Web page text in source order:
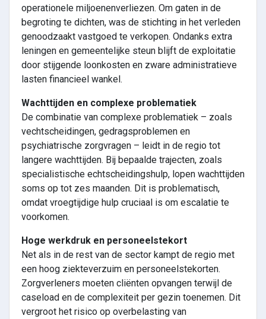
operationele miljoenenverliezen. Om gaten in de
begroting te dichten, was de stichting in het verleden
genoodzaakt vastgoed te verkopen. Ondanks extra
leningen en gemeentelijke steun blijft de exploitatie
door stijgende loonkosten en zware administratieve
lasten financieel wankel.
Wachttijden en complexe problematiek
De combinatie van complexe problematiek – zoals
vechtscheidingen, gedragsproblemen en
psychiatrische zorgvragen – leidt in de regio tot
langere wachttijden. Bij bepaalde trajecten, zoals
specialistische echtscheidingshulp, lopen wachttijden
soms op tot zes maanden. Dit is problematisch,
omdat vroegtijdige hulp cruciaal is om escalatie te
voorkomen.
Hoge werkdruk en personeelstekort
Net als in de rest van de sector kampt de regio met
een hoog ziekteverzuim en personeelstekorten.
Zorgverleners moeten cliënten opvangen terwijl de
caseload en de complexiteit per gezin toenemen. Dit
vergroot het risico op overbelasting van